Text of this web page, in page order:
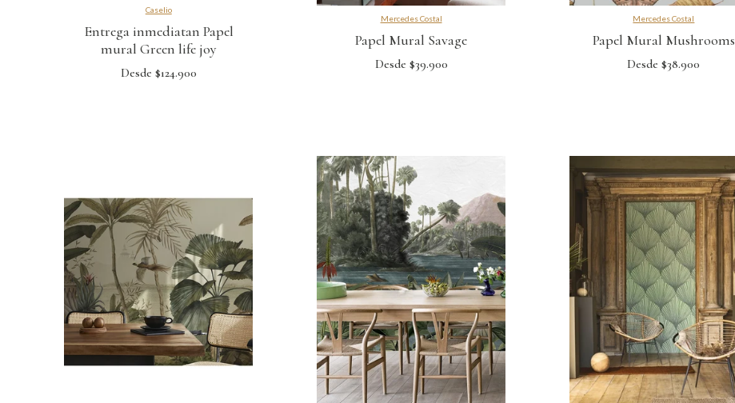
Caselio
Entrega inmediatan Papel
mural Green life joy
Desde $124.900
Mercedes Costal
Papel Mural Savage
Desde $39.900
Mercedes Costal
Papel Mural Mushrooms
Desde $38.900